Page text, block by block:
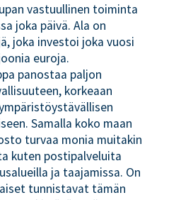
vastuullinen toiminta
joka päivä. Ala on
joka investoi joka vuosi
euroja.
panostaa paljon
korkeaan
Samalla koko maan
turvaa monia muitakin
kuten postipalveluita
ja taajamissa. On
tunnistavat tämän